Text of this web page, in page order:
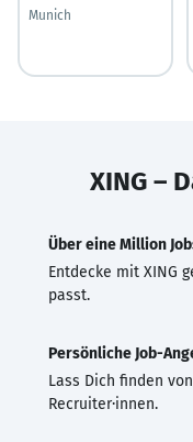
Munich
XING –
Über eine Million
Entdecke mit XING
passt.
Persönliche Job-
Lass Dich finden
Recruiter·innen.